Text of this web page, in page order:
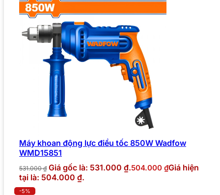
Máy khoan động lực điều tốc 850W Wadfow
WMD15851
531.000₫ Giá gốc là: 531.000 ₫.504.000 ₫Giá hiện
tại là: 504.000 ₫.
-5%